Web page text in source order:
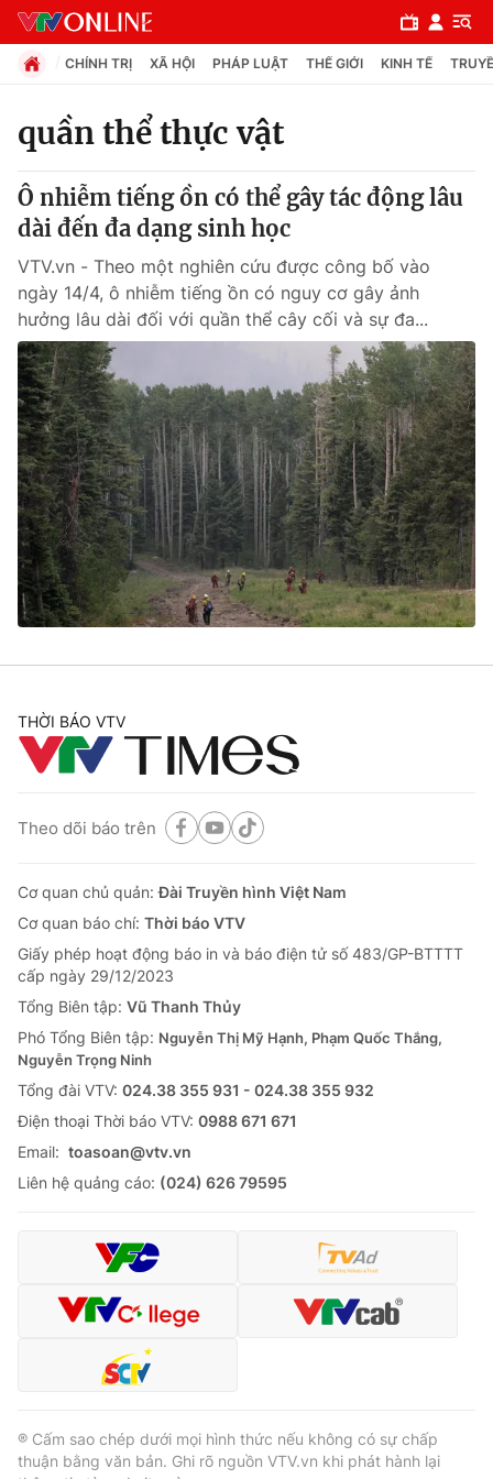
Chuyên mục
Chính trị
Xã hội
Pháp luật
Y tế
Thế giới
Tin tức
Thế giới đó đây
Câu chuyện quốc tế
Kinh tế
Tài chính
Thị trường
Góc doanh nghiệp
Dữ liệu và đời sống
Truyền hình
Phim VTV
Hậu trường
Giải sao mai
Giải trí
Điện ảnh
Âm nhạc
Du lịch
Làm đẹp
Chất lượng cuộc sống
Tuyển sinh
Học trực tuyến
Công nghệ
Hitech Công nghệ tương lai
Sản phẩm
Thị trường
Tư vấn
Giao lưu trực tuyến
Lịch phát sóng
Chuyên mục khác
Emagazine Podcast
Video Shorts video
VTV Money
VTV Sức khoẻ Bất động sản
CHÍNH TRỊ XÃ HỘI PHÁP LUẬT THẾ GIỚI KINH TẾ
quần thể thực vật
Ô nhiễm tiếng ồn có thể gây tác động lâu
dài đến đa dạng sinh học
VTV.vn - Theo một nghiên cứu được công bố vào
ngày 14/4, ô nhiễm tiếng ồn có nguy cơ gây ảnh
hưởng lâu dài đối với quần thể cây cối và sự đa...
THỜI BÁO VTV
Theo dõi báo trên
Cơ quan chủ quản:Đài Truyền hình Việt Nam
Cơ quan báo chí: Thời báo VTV
Giấy phép hoạt động báo in và báo điện tử số 483/GP-BTTTT
cấp ngày 29/12/2023
Tổng Biên tập: Vũ Thanh Thủy
Phó Tổng Biên tập: Nguyễn Thị Mỹ Hạnh, Phạm Quốc Thắng,
Nguyễn Trọng Ninh
Tổng đài VTV: 024.38 355 931 - 024.38 355 932
Ðiện thoại Thời báo VTV: 0988 671 671
Email: toasoan@vtv.vn
Liên hệ quảng cáo: (024) 626 79595
® Cấm sao chép dưới mọi hình thức nếu không có sự chấp
thuận bằng văn bản. Ghi rõ nguồn VTV.vn khi phát hành lại